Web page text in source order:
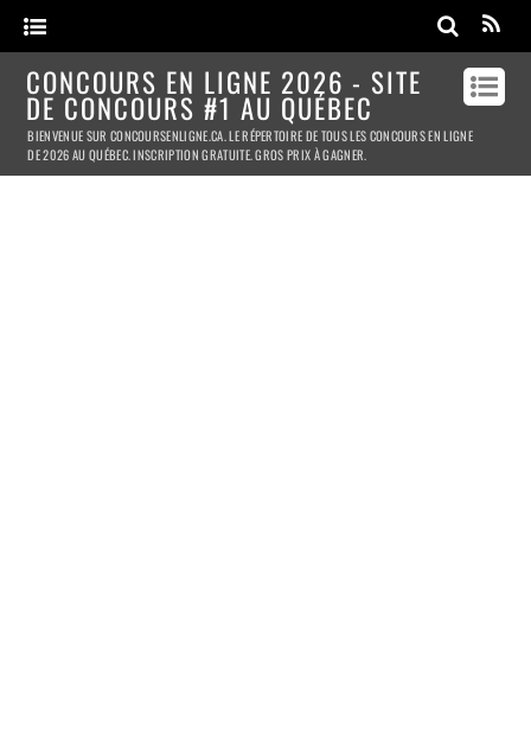
CONCOURS EN LIGNE 2026 - SITE
DE CONCOURS #1 AU QUÉBEC
BIENVENUE SUR CONCOURSENLIGNE.CA. LE RÉPERTOIRE DE TOUS LES CONCOURS EN LIGNE
DE 2026 AU QUÉBEC. INSCRIPTION GRATUITE. GROS PRIX À GAGNER.